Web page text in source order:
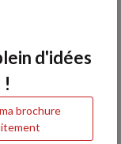
est une
et
ces volets
tout en favorisant la
climatisation.
être motorisés,
d'idées
!
brochure